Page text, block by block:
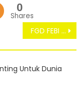
0
Shares
FGD FEBI : Susun Visi Misi, Lihat Perkembangan Dunia Kerja
Untuk Dunia